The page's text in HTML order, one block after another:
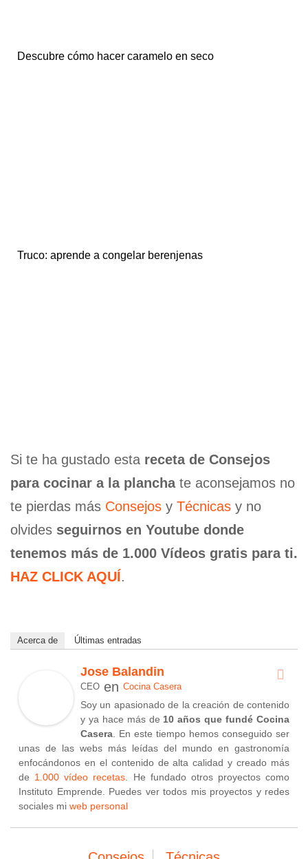
Descubre cómo hacer caramelo en seco
Truco: aprende a congelar berenjenas
Si te ha gustado esta receta de Consejos
para cocinar a la planchate aconsejamos no
te pierdas más Consejos y Técnicas y no
olvides seguirnos en Youtube donde
tenemos más de 1.000 Vídeos gratis para ti.
HAZ CLICK AQUÍ.
Acerca de Últimas entradas
Jose Balandin
CEO en Cocina Casera
Soy un apasionado de la creación de contenido
y ya hace más de 10 años que fundé Cocina
Casera . En este tiempo hemos conseguido ser
unas de las webs más leídas del mundo en gastronomía
enfocándonos en el contenido de alta calidad y creado más
de 1.000 vídeo recetas . He fundado otros proyectos como
Instituto Emprende. Puedes ver todos mis proyectos y redes
sociales mi web personal